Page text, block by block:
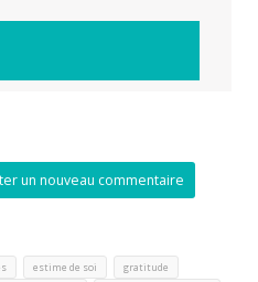
un nouveau commentaire
estime de soi gratitude